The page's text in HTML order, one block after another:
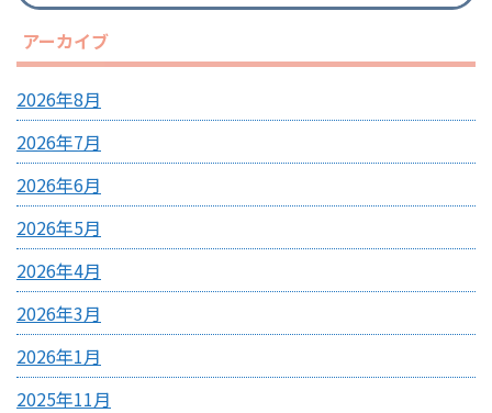
アーカイブ
2026年8月
2026年7月
2026年6月
2026年5月
2026年4月
2026年3月
2026年1月
2025年11月